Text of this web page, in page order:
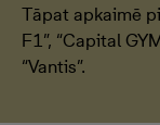
Tāpat apkaimē
F1”, “Capital
“Vantis”.